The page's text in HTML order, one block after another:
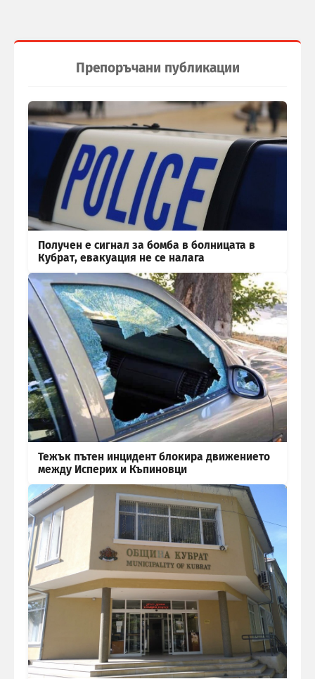
Препоръчани публикации
Получен е сигнал за бомба в болницата в
Кубрат, евакуация не се налага
Тежък пътен инцидент блокира движението
между Исперих и Къпиновци